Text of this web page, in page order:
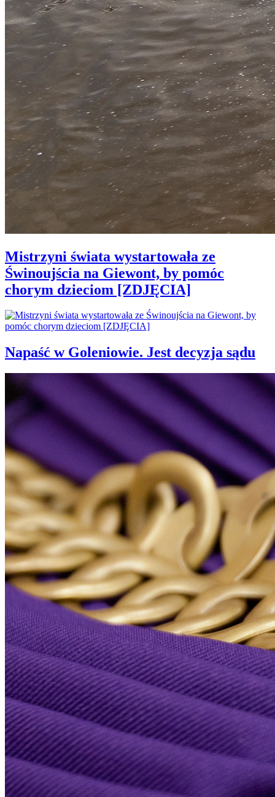
Mistrzyni świata wystartowała ze
Świnoujścia na Giewont, by pomóc
chorym dzieciom [ZDJĘCIA]
Napaść w Goleniowie. Jest decyzja sądu